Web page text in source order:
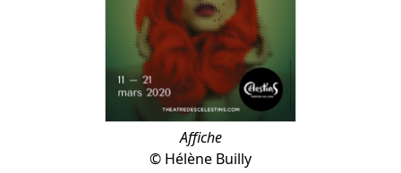
Affiche
© Hélène Builly